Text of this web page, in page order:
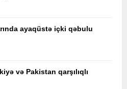
ayaqüstə içki qəbulu
və Pakistan qarşılıqlı